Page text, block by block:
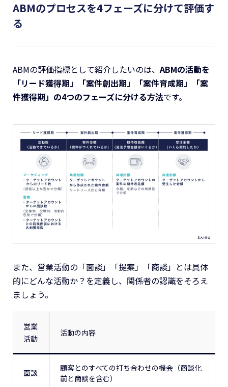
ABMのプロセスを4フェーズに分けて評価す
る
ABMの評価指標として紹介したいのは、ABMの活動を
「リード獲得期」「案件創出期」「案件育成期」「案
件獲得期」の4つのフェーズに分ける方法です。
また、営業活動の「面談」「提案」「商談」とは具体
的にどんな活動か？を定義し、関係者の認識をそろえ
ましょう。
営業
活動
活動の内容
面談
顧客とのすべての打ち合わせの機会（商談化
前と商談を含む）